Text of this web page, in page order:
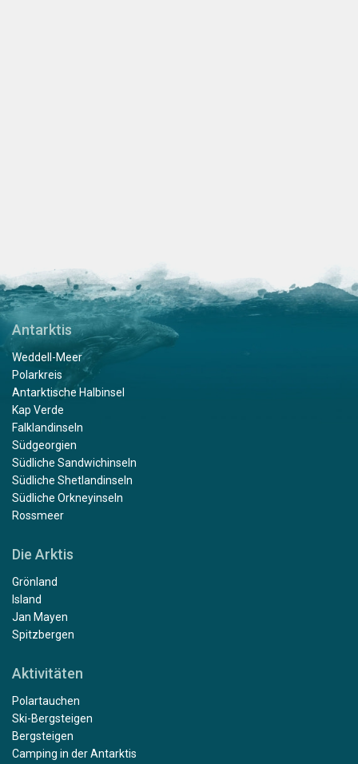
Antarktis
Weddell-Meer
Polarkreis
Antarktische Halbinsel
Kap Verde
Falklandinseln
Südgeorgien
Südliche Sandwichinseln
Südliche Shetlandinseln
Südliche Orkneyinseln
Rossmeer
Die Arktis
Grönland
Island
Jan Mayen
Spitzbergen
Aktivitäten
Polartauchen
Ski-Bergsteigen
Bergsteigen
Camping in der Antarktis